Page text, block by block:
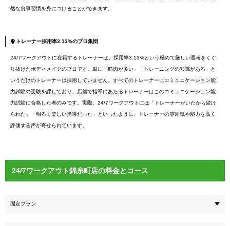
然な食事習慣を身につけることができます。
トレーナー採用率3.13%のプロ集団
24/7ワークアウトに在籍するトレーナーは、採用率3.13%という極めて厳しい選考をくぐ
り抜けたボディメイクのプロです。単に「筋肉が多い」「トレーニングの知識がある」と
いうだけのトレーナーは採用していません。すべてのトレーナーにコミュニケーション能
力試験の受験を課しており、店舗で指導にあたるトレーナーはこのコミュニケーション能
力試験に合格した者のみです。実際、24/7ワークアウトには「トレーナーがいたから続け
られた」「明るく楽しい指導だった」といったように、トレーナーの雰囲気や能力を高く
評価する声が寄せられています。
24/7ワークアウト錦糸町店の料金とコース
固定プラン